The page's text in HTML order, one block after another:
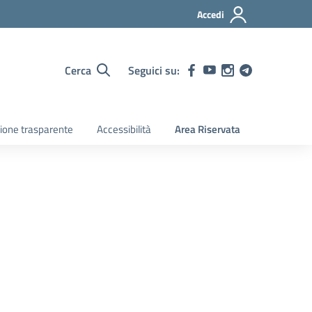
Accedi
Cerca Seguici su:
trasparente Accessibilità Area Riservata